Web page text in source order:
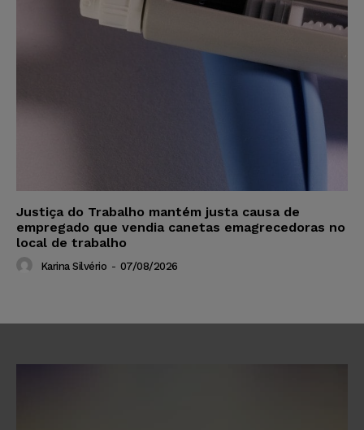
Justiça do Trabalho mantém justa causa de
empregado que vendia canetas emagrecedoras no
local de trabalho
Karina Silvério - 07/08/2026